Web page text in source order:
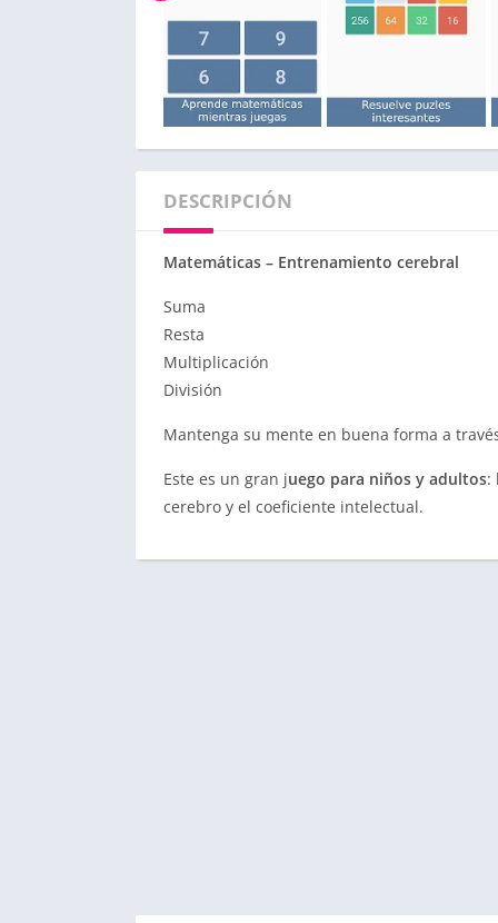
DESCRIPCIÓN
Matemáticas – Entrenamiento cerebral
Suma
Resta
Multiplicación
División
Mantenga su mente en buena forma a
Este es un gran juego para niños y adultos:
cerebro y el coeficiente intelectual.